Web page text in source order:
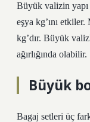
Büyük valizin yapı
eşya kg’ını
kg’dır. Büyük
ağırlığında olabilir.
Büyük
Bagaj setleri üç